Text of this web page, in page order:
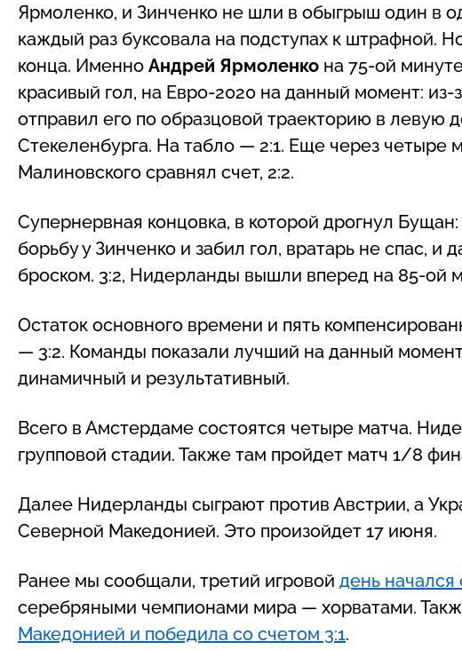
Ярмоленко, и Зинченко не шли в обыгрыш один в
каждый раз буксовала на подступах к штрафной.
конца. Именно Андрей Ярмоленко на 75-ой
красивый гол, на Евро-2020 на данный момент:
отправил его по образцовой траекторию в левую
Стекеленбурга. На табло — 2:1. Еще через четыре
Малиновского сравнял счет, 2:2.
Супернервная концовка, в которой дрогнул Бущан:
борьбу у Зинченко и забил гол, вратарь не спас, и
броском. 3:2, Нидерланды вышли вперед на 85-ой
Остаток основного времени и пять
— 3:2. Команды показали лучший на данный
динамичный и результативный.
Всего в Амстердаме состоятся четыре матча.
групповой стадии. Также там пройдет матч 1/8
Далее Нидерланды сыграют против Австрии, а
Северной Македонией. Это произойдет 17 июня.
Ранее мы сообщали, третий игровой день
серебряными чемпионами мира — хорватами.
Македонией и победила со счетом 3:1.